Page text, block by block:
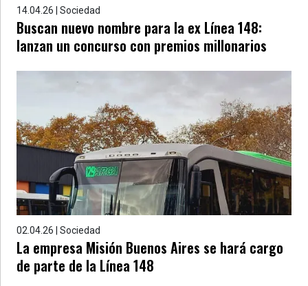
14.04.26 | Sociedad
Buscan nuevo nombre para la ex Línea 148:
lanzan un concurso con premios millonarios
02.04.26 | Sociedad
La empresa Misión Buenos Aires se hará cargo
de parte de la Línea 148